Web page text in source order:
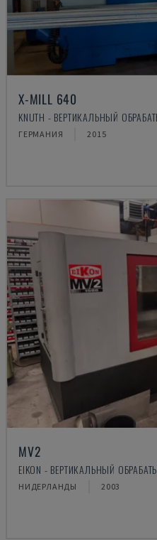
X-MILL 640
KNUTH - ВЕРТИКАЛЬНЫЙ
ГЕРМАНИЯ 2015
MV2
EIKON - ВЕРТИКАЛЬНЫЙ
НИДЕРЛАНДЫ 2003